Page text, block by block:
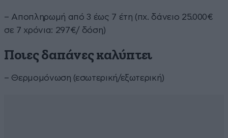
– Αποπληρωμή από 3 έως 7 έτη (πχ. δάνειο 25.000€
σε 7 χρόνια: 297€/ δόση)
Ποιες δαπάνες καλύπτει
– Θερμομόνωση (εσωτερική/εξωτερική)